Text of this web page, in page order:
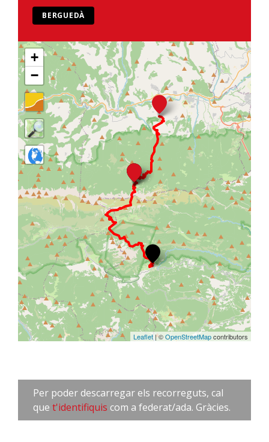
BERGUEDÀ
+
−
Leaflet | ©OpenStreetMapcontributors
Per poder descarregar els recorreguts, cal
que t'identifiquis com a federat/ada. Gràcies.